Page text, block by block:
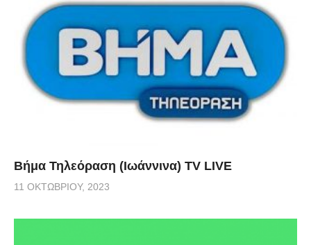
Βήμα Τηλεόραση (Ιωάννινα) TV LIVE
11 ΟΚΤΩΒΡΊΟΥ, 2023